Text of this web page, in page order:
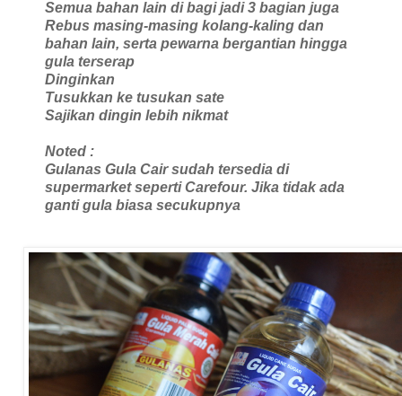
Semua bahan lain di bagi jadi 3 bagian juga
Rebus masing-masing kolang-kaling dan
bahan lain, serta pewarna bergantian hingga
gula terserap
Dinginkan
Tusukkan ke tusukan sate
Sajikan dingin lebih nikmat
Noted :
Gulanas Gula Cair sudah tersedia di
supermarket seperti Carefour. Jika tidak ada
ganti gula biasa secukupnya